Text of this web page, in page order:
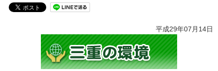
平成29年07月14日